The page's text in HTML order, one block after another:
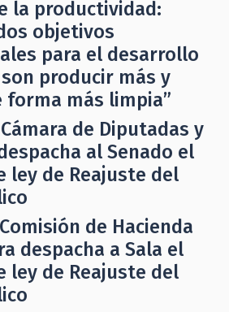
la productividad:
objetivos
para el desarrollo
producir más y
forma más limpia”
Cámara de Diputadas y
al Senado el
ley de Reajuste del
Comisión de Hacienda
despacha a Sala el
ley de Reajuste del